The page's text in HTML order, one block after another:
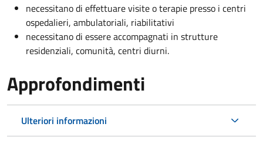
necessitano di effettuare visite o terapie presso i centri
ospedalieri, ambulatoriali, riabilitativi
necessitano di essere accompagnati in strutture
residenziali, comunità, centri diurni.
Approfondimenti
Ulteriori informazioni